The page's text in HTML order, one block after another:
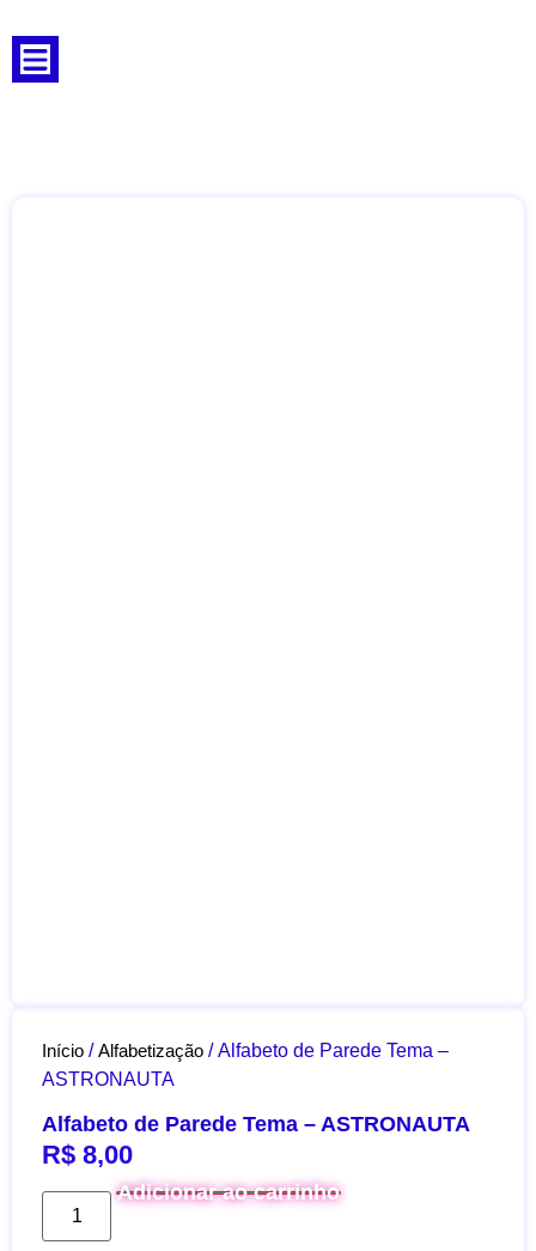
Início /Alfabetização / Alfabeto de Parede Tema –
ASTRONAUTA
Alfabeto de Parede Tema – ASTRONAUTA
R$ 8,00
Adicionar ao carrinho